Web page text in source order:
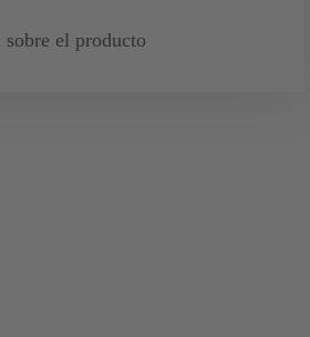
sobre el producto